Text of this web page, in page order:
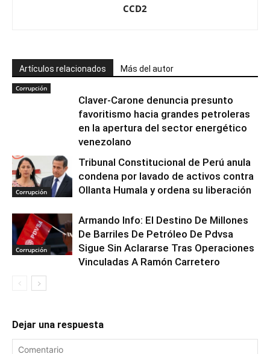
CCD2
Artículos relacionados Más del autor
Corrupción
Claver-Carone denuncia presunto
favoritismo hacia grandes petroleras
en la apertura del sector energético
venezolano
Corrupción
Tribunal Constitucional de Perú anula
condena por lavado de activos contra
Ollanta Humala y ordena su liberación
Corrupción
Armando Info: El Destino De Millones
De Barriles De Petróleo De Pdvsa
Sigue Sin Aclararse Tras Operaciones
Vinculadas A Ramón Carretero
Dejar una respuesta